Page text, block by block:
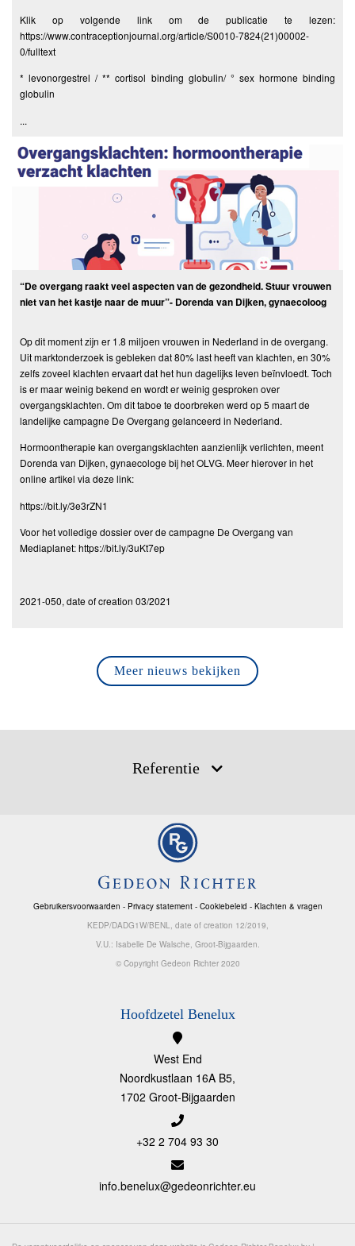
Klik op volgende link om de publicatie te lezen:
https://www.contraceptionjournal.org/article/S0010-7824(21)00002-
0/fulltext
* levonorgestrel / ** cortisol binding globulin/ ° sex hormone binding
globulin
...
“De overgang raakt veel aspecten van de gezondheid. Stuur vrouwen
niet van het kastje naar de muur”- Dorenda van Dijken, gynaecoloog
Op dit moment zijn er 1.8 miljoen vrouwen in Nederland in de overgang.
Uit marktonderzoek is gebleken dat 80% last heeft van klachten, en 30%
zelfs zoveel klachten ervaart dat het hun dagelijks leven beïnvloedt. Toch
is er maar weinig bekend en wordt er weinig gesproken over
overgangsklachten. Om dit taboe te doorbreken werd op 5 maart de
landelijke campagne De Overgang gelanceerd in Nederland.
Hormoontherapie kan overgangsklachten aanzienlijk verlichten, meent
Dorenda van Dijken, gynaecologe bij het OLVG. Meer hierover in het
online artikel via deze link:
https://bit.ly/3e3rZN1
Voor het volledige dossier over de campagne De Overgang van
Mediaplanet: https://bit.ly/3uKt7ep
2021-050, date of creation 03/2021
Meer nieuws bekijken
Referentie
Gebruikersvoorwaarden - Privacy statement- Cookiebeleid - Klachten & vragen
KEDP/DADG1W/BENL, date of creation 12/2019,
V.U.: Isabelle De Walsche, Groot-Bijgaarden.
© Copyright Gedeon Richter 2020
Hoofdzetel Benelux
West End
Noordkustlaan 16A B5,
1702 Groot-Bijgaarden
+32 2 704 93 30
info.benelux@gedeonrichter.eu